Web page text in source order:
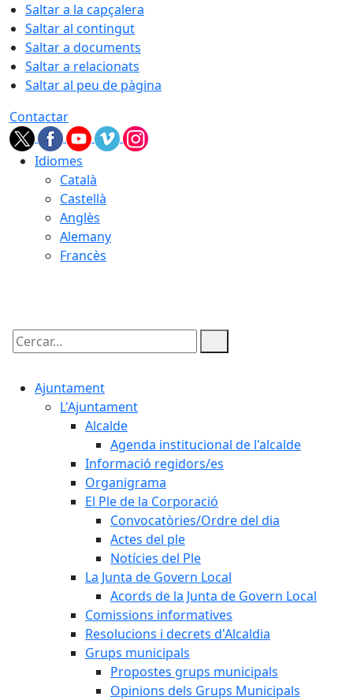
Saltar a la capçalera
Saltar al contingut
Saltar a documents
Saltar a relacionats
Saltar al peu de pàgina
Contactar
Idiomes
Català
Castellà
Anglès
Alemany
Francès
Cercar:
Ajuntament
L'Ajuntament
Alcalde
Agenda institucional de l'alcalde
Informació regidors/es
Organigrama
El Ple de la Corporació
Convocatòries/Ordre del dia
Actes del ple
Notícies del Ple
La Junta de Govern Local
Acords de la Junta de Govern Local
Comissions informatives
Resolucions i decrets d'Alcaldia
Grups municipals
Propostes grups municipals
Opinions dels Grups Municipals